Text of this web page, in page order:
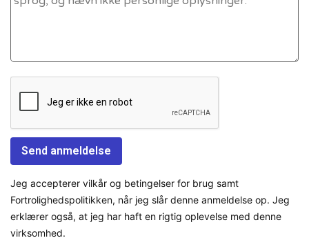
Jeg accepterer vilkår og betingelser for brug samt
Fortrolighedspolitikken, når jeg slår denne anmeldelse op. Jeg
erklærer også, at jeg har haft en rigtig oplevelse med denne
virksomhed.